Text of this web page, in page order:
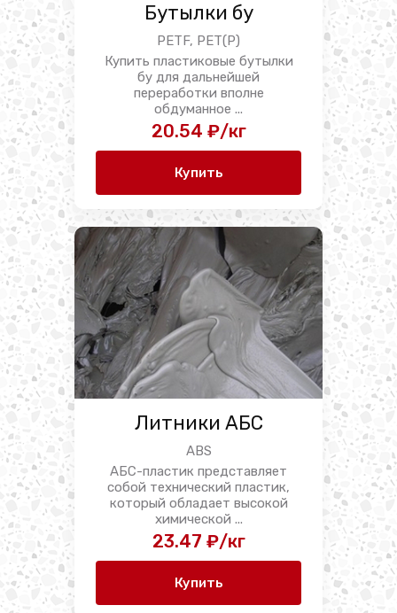
Бутылки бу
PETF, PET(P)
Купить пластиковые бутылки
бу для дальнейшей
переработки вполне
обдуманное ...
20.54 ₽/кг
Купить
Литники АБС
ABS
АБС-пластик представляет
собой технический пластик,
который обладает высокой
химической ...
23.47 ₽/кг
Купить